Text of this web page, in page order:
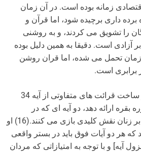
زمانه بوده است. در آن زمان
برده داری برچیده شود، اما قرآن و
را تشویق می کردند، و به روشنی
آزادی است. دقیقا به همین دلیل بوده
زمان تحمل می شده، اما قران روشن
برابری است.
این رویکرد الحداد را قادر ساخت قرائت های متفاوتی از آیه 34
و آیه 228 سوره بقره ارائه دهد، دو آیه ای که در
پشتیبانی از اقتدار مردان بر زنان نقش کلیدی بازی می کنند.(16) او
هر دو آیات فوق باید در بستر واقعی
آیه] و با توجه به امتیازاتی که مردان